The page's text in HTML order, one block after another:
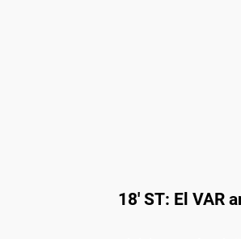
18' ST: El VAR